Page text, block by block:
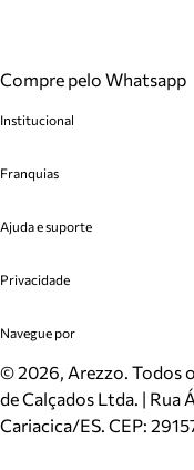
Compre pelo Whatsapp
Institucional
Cashback
Venda Corporativa
Mapa do Site
Inverno
Mundo Arezzo
Franquias
Plano de Negócio
Ajuda e suporte
Cadastro
Meus Pedidos
Trocas e Devoluções
Cartão Presente
Localizador de lojas
Privacidade
Politica e Privacidade
Navegue por
Sapatos
Bolsas
Scarpins
©2026, Arezzo. Todos
de Calçados Ltda. | Rua
Cariacica/ES. CEP: